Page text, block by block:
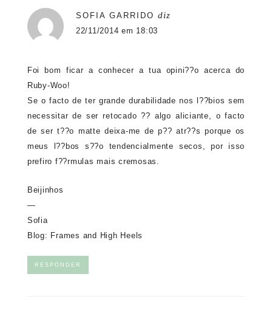
SOFIA GARRIDO diz
22/11/2014 em 18:03
Foi bom ficar a conhecer a tua opini??o acerca do
Ruby-Woo!
Se o facto de ter grande durabilidade nos l??bios sem
necessitar de ser retocado ?? algo aliciante, o facto
de ser t??o matte deixa-me de p?? atr??s porque os
meus l??bos s??o tendencialmente secos, por isso
prefiro f??rmulas mais cremosas.
Beijinhos
—
Sofia
Blog: Frames and High Heels
RESPONDER